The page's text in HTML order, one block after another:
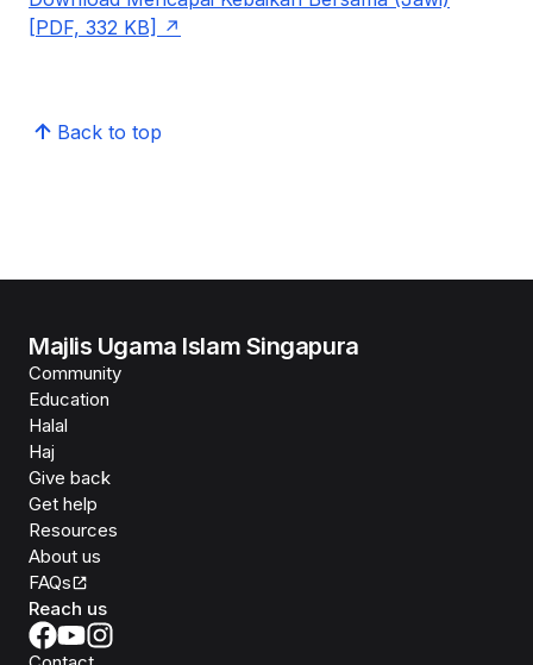
[PDF, 332 KB]
Back to top
Majlis Ugama Islam Singapura
Community
Education
Halal
Haj
Give back
Get help
Resources
About us
FAQs
Reach us